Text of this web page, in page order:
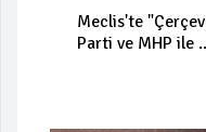
Meclis'te
Parti ve MHP ile ..